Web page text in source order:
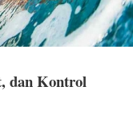
dan Kontrol